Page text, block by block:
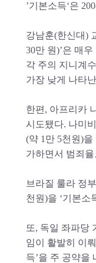
’기본소득‘은
강남훈(한신대)
30만 원)’은 매
각 주의 지니계
가장 낮게 나타
한편, 아프리카
시도됐다. 나미
(약 1만 5천원)
가하면서 범죄
브라질 룰라 정
천원)을 ‘기본소
또, 독일 좌파당
임이 활발히 이
득’을 주 공약을